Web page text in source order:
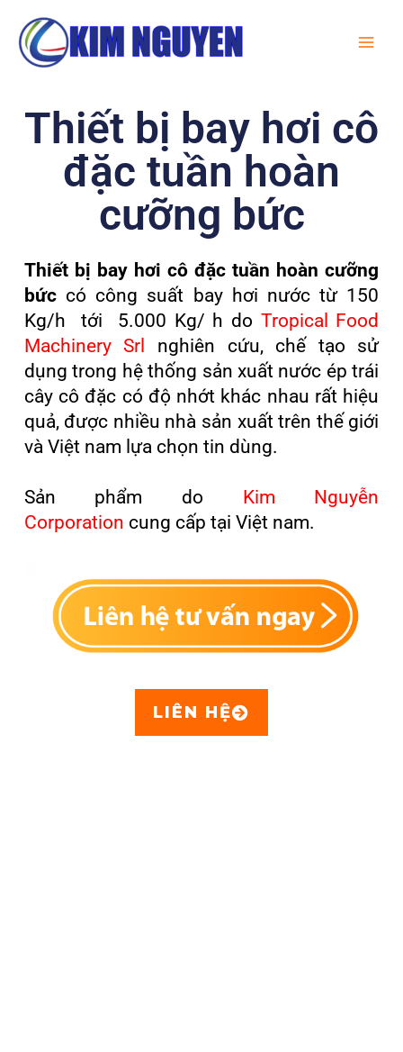
content
Thiết bị bay hơi cô
đặc tuần hoàn
cưỡng bức
Thiết bị bay hơi cô đặc tuần hoàn cưỡng
bứccó công suất bay hơi nước từ 150
Kg/h tới 5.000 Kg/ h do Tropical Food
Machinery Srl
nghiên cứu, chế tạo sử
dụng trong hệ thống sản xuất nước ép trái
cây cô đặc có độ nhớt khác nhau rất hiệu
quả, được nhiều nhà sản xuất trên thế giới
và Việt nam lựa chọn tin dùng.
Sản phẩm do Kim Nguyễn
Corporation cung cấp tại Việt nam.
LIÊN HỆ